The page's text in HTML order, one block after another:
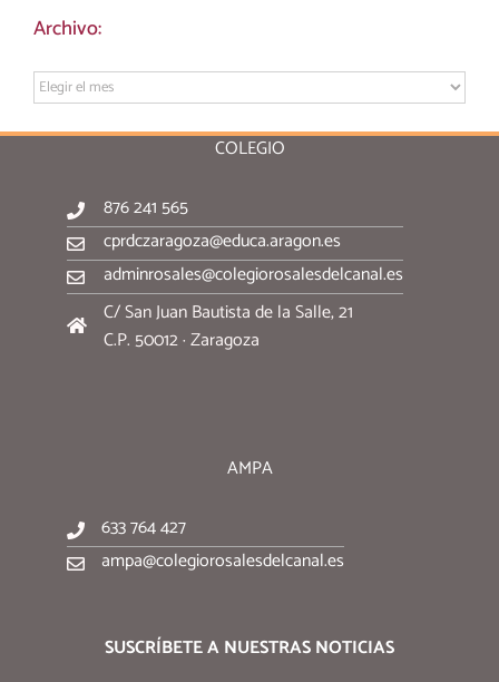
Archivo:
Archivo:
COLEGIO
876 241 565
cprdczaragoza@educa.aragon.es
adminrosales@colegiorosalesdelcanal.es
C/ San Juan Bautista de la Salle, 21
C.P. 50012 · Zaragoza
AMPA
633 764 427
ampa@colegiorosalesdelcanal.es
SUSCRÍBETE A NUESTRAS NOTICIAS